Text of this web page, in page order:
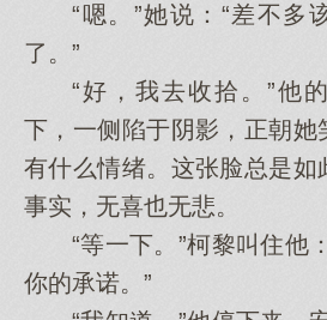
“嗯。”她说：“差不多
了。”
“好，我去收拾。”他
下，一侧陷于阴影，正朝她
有什么情绪。这张脸总是如
事实，无喜也无悲。
“等一下。”柯黎叫住他
你的承诺。”